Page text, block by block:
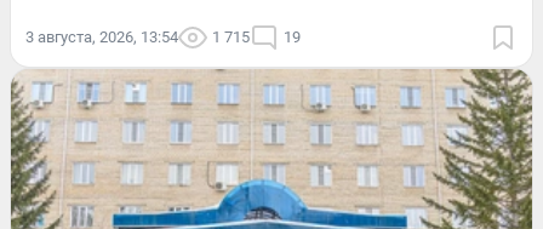
3 августа, 2026, 13:54 1 715 19